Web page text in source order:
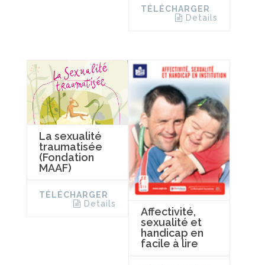
TÉLÉCHARGER
Details
La sexualité
traumatisée
(Fondation
MAAF)
TÉLÉCHARGER
Details
Affectivité,
sexualité et
handicap en
facile à lire